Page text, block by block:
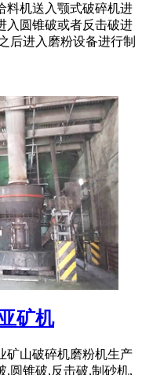
料机送入颚式破碎机进
入圆锥破或者反击破进
后进入磨粉设备进行制
矿机
矿山破碎机磨粉机生产
,圆锥破,反击破,制砂机,